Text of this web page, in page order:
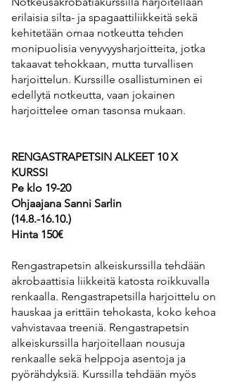
erilaisia silta- ja spagaattiliikkeitä sekä
kehitetään omaa notkeutta tehden
monipuolisia venyvyysharjoitteita, jotka
takaavat tehokkaan, mutta turvallisen
harjoittelun. Kurssille osallistuminen ei
edellytä notkeutta, vaan jokainen
harjoittelee oman tasonsa mukaan.
RENGASTRAPETSIN ALKEET 10 X
KURSSI
Pe klo 19-20
Ohjaajana Sanni Sarlin
(14.8.-16.10.)
Hinta 150€
Rengastrapetsin alkeiskurssilla tehdään
akrobaattisia liikkeitä katosta roikkuvalla
renkaalla. Rengastrapetsilla harjoittelu on
hauskaa ja erittäin tehokasta, koko kehoa
vahvistavaa treeniä. Rengastrapetsin
alkeiskurssilla harjoitellaan nousuja
renkaalle sekä helppoja asentoja ja
pyörähdyksiä. Kurssilla tehdään myös